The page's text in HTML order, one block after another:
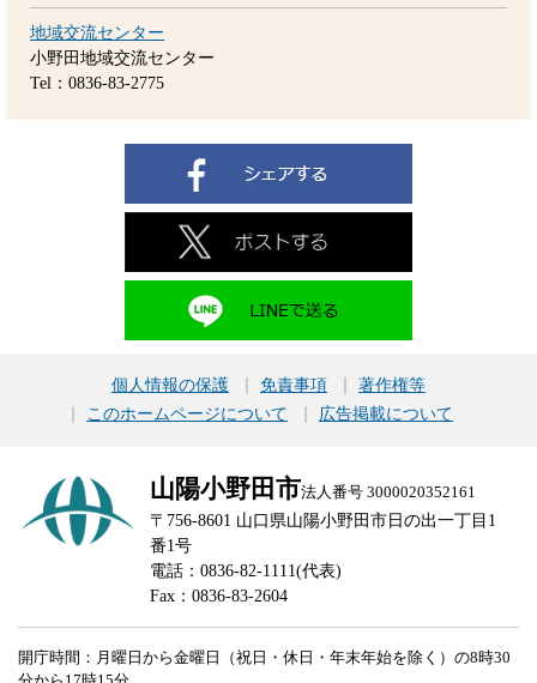
地域交流センター
小野田地域交流センター
Tel：0836-83-2775
個人情報の保護 免責事項
著作権等
このホームページについて
広告掲載について
山陽小野田市法人番号 3000020352161
〒756-8601 山口県山陽小野田市日の出一丁目1
番1号
電話：0836-82-1111(代表)
Fax：0836-83-2604
開庁時間：月曜日から金曜日（祝日・休日・年末年始を除く）の8時30